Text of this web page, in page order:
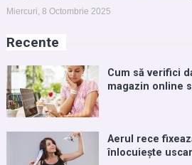
Miercuri, 8 Octombrie 2025
Recente
Cum să verifici
magazin online
Aerul rece
înlocuiește